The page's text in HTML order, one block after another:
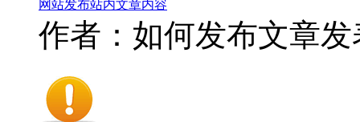
网站发布站内文章内容
作者：如何发布文章发